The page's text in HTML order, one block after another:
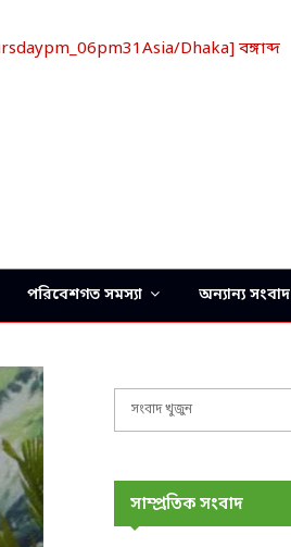
Dhaka] বঙ্গাব্দ
পরিবেশগত সমস্যা অন্যান্য সংবাদ
সাম্প্রতিক সংবাদ